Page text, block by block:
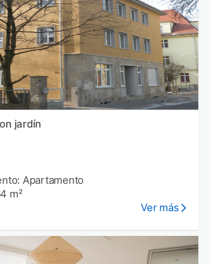
jardín
Apartamento
m²
Ver más